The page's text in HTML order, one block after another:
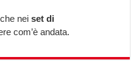
neiset di
com’è andata.